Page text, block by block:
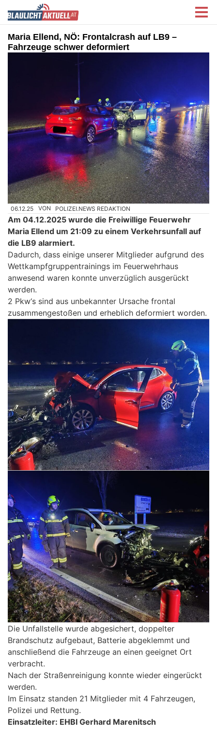
Maria Ellend, NÖ: Frontalcrash auf LB9 –
Fahrzeuge schwer deformiert
06.12.25 VON POLIZEI.NEWS REDAKTION
Am 04.12.2025 wurde die Freiwillige Feuerwehr
Maria Ellend um 21:09 zu einem Verkehrsunfall auf
die LB9 alarmiert.
Dadurch, dass einige unserer Mitglieder aufgrund des
Wettkampfgruppentrainings im Feuerwehrhaus
anwesend waren konnte unverzüglich ausgerückt
werden.
2 Pkw‘s sind aus unbekannter Ursache frontal
zusammengestoßen und erheblich deformiert worden.
Die Unfallstelle wurde abgesichert, doppelter
Brandschutz aufgebaut, Batterie abgeklemmt und
anschließend die Fahrzeuge an einen geeignet Ort
verbracht.
Nach der Straßenreinigung konnte wieder eingerückt
werden.
Im Einsatz standen 21 Mitglieder mit 4 Fahrzeugen,
Polizei und Rettung.
Einsatzleiter: EHBI Gerhard Marenitsch